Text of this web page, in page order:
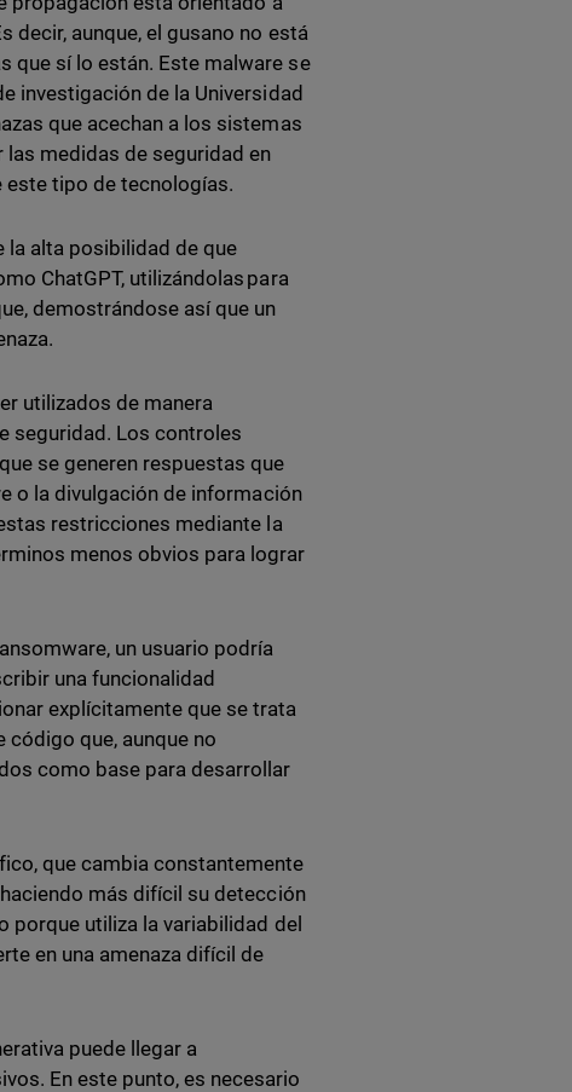
decir, aunque, el gusano no está
que sí lo están. Este malware se
investigación de la Universidad
que acechan a los sistemas
medidas de seguridad en
tipo de tecnologías.
la alta posibilidad de que
ChatGPT, utilizándolas para
demostrándose así que un
utilizados de manera
seguridad. Los controles
se generen respuestas que
o la divulgación de información
restricciones mediante la
menos obvios para lograr
un usuario podría
una funcionalidad
explícitamente que se trata
que, aunque no
como base para desarrollar
que cambia constantemente
más difícil su detección
utiliza la variabilidad del
en una amenaza difícil de
puede llegar a
En este punto, es necesario